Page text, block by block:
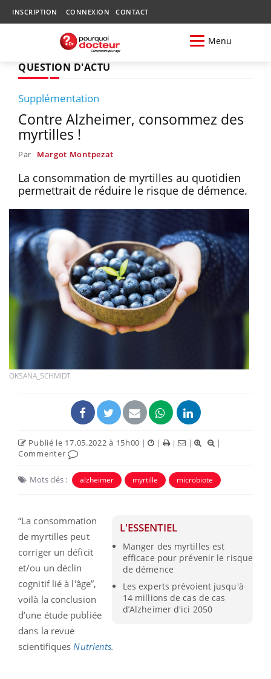
INSCRIPTION CONNEXION CONTACT
Menu
QUESTION D'ACTU
Supplémentation
Contre Alzheimer, consommez des
myrtilles !
Par Margot Montpezat
La consommation de myrtilles au quotidien
permettrait de réduire le risque de démence.
OKSANA_SCHMIDT
Publié le 17.05.2022 à 15h00 | | | |
|
Commenter
Mots clés : alzheimer myrtille microbiote
L'ESSENTIEL
Manger des myrtilles est
efficace pour prévenir le risque
de démence
Les experts prévoient jusqu'à
14 millions de cas de cas
d’Alzheimer d'ici 2050
“La consommation
de myrtilles peut
corriger un déficit
et/ou un déclin
cognitif lié à l'âge”,
voilà la conclusion
d’une étude publiée
dans la revue
scientifiques Nutrients.